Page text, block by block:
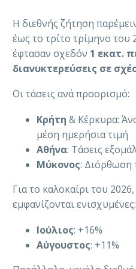
Η διεθνής ζήτηση
έως το τρίτο τρίμηνο του
έφτασαν σχεδόν 1 εκατ.
διανυκτερεύσεις σε
Οι τάσεις ανά προορισμό:
Κρήτη & Κέρκυρα:
μέση ημερήσια τιμή
Αθήνα: Τάσεις
Μύκονος: Διόρθωση
Για το καλοκαίρι του
εμφανίζονται ενισχυμένες:
Ιούλιος: +16%
Αύγουστος: +11%